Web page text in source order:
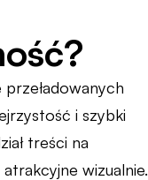
i szybki
treści na
wizualnie.